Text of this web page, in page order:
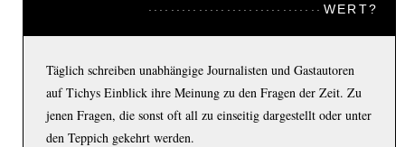
WERT?
Täglich schreiben unabhängige Journalisten und Gastautoren
auf Tichys Einblick ihre Meinung zu den Fragen der Zeit. Zu
jenen Fragen, die sonst oft all zu einseitig dargestellt oder unter
den Teppich gekehrt werden.